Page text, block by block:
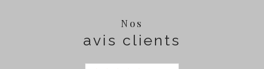
Nos
avis clients